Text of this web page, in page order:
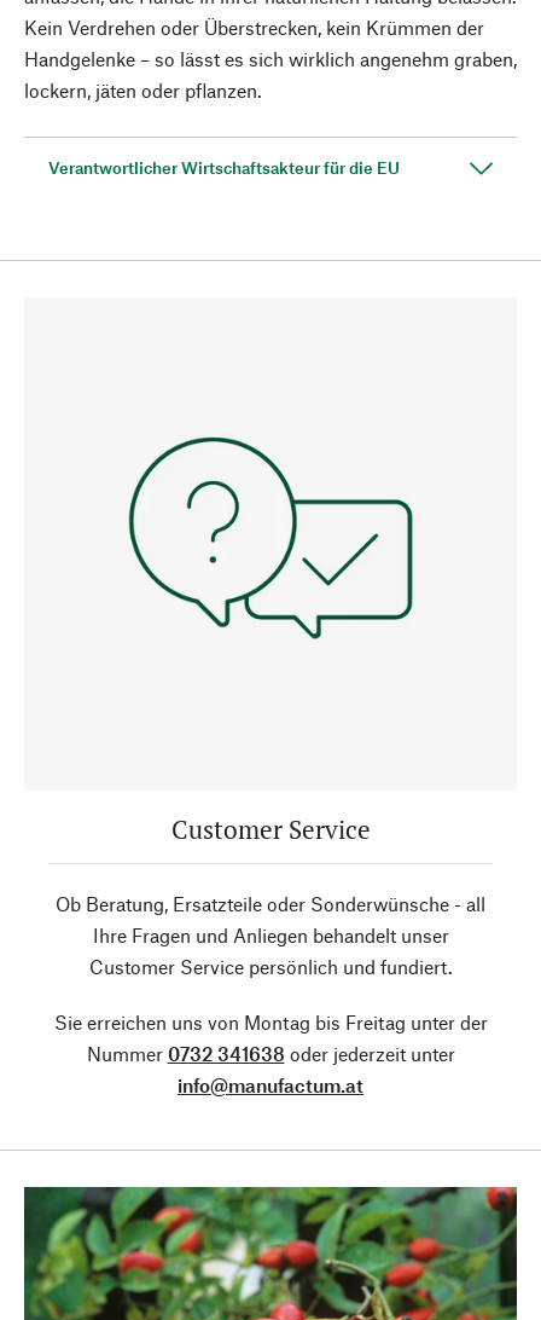
Kein Verdrehen oder Überstrecken, kein Krümmen der
Handgelenke – so lässt es sich wirklich angenehm graben,
lockern, jäten oder pflanzen.
Verantwortlicher Wirtschaftsakteur für die EU
Customer Service
Ob Beratung, Ersatzteile oder Sonderwünsche - all
Ihre Fragen und Anliegen behandelt unser
Customer Service persönlich und fundiert.
Sie erreichen uns von Montag bis Freitag unter der
Nummer 0732 341638 oder jederzeit unter
info@manufactum.at